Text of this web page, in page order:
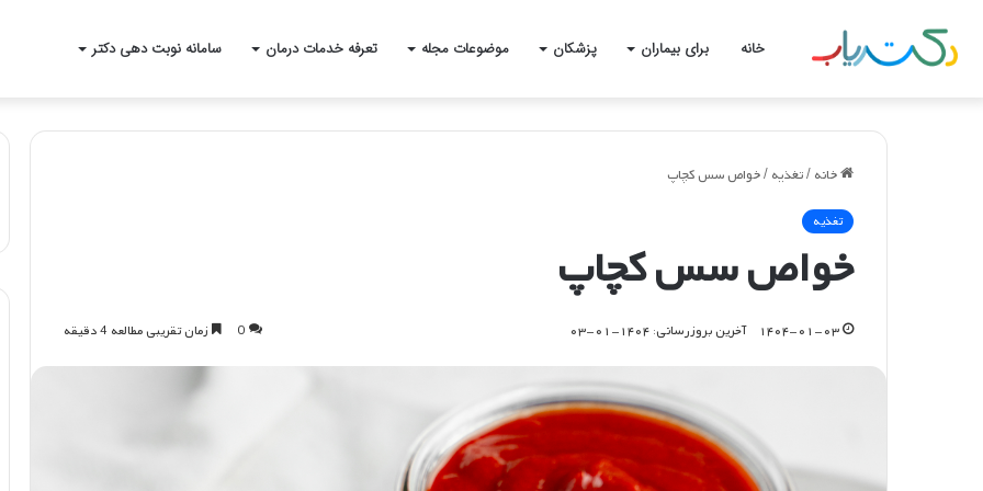
خانه برای بیماران پزشکان موضوعات مجله تعرفه خدمات درمان سامانه نوبت دهی دکتر
خانه /تغذیه /خواص سس کچاپ
تغذیه
خواص سس کچاپ
۱۴۰۴-۰۱-۰۳ آخرین بروزرسانی: ۱۴۰۴-۰۱-۰۳ 0 زمان تقریبی مطالعه 4 دقیقه